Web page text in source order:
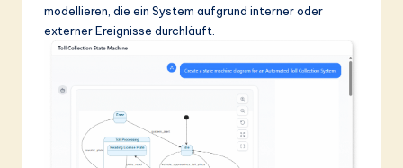
modellieren, die ein System aufgrund interner oder
externer Ereignisse durchläuft.